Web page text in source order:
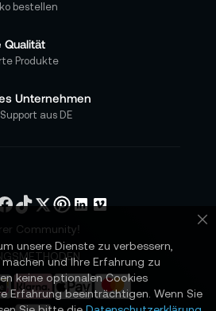
bestellen
Qualität
Produkte
Unternehmen
aus DE
Community!
unsere Dienste zu verbessern,
und Ihre Erfahrung zu
keine optionalen Cookies
Erfahrung beeinträchtigen. Wenn Sie